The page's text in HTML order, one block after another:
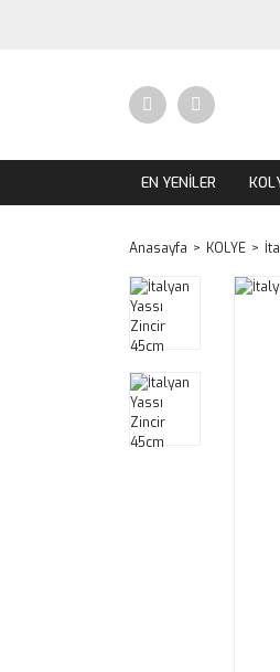
EN YENİLER
Anasayfa KOLYE